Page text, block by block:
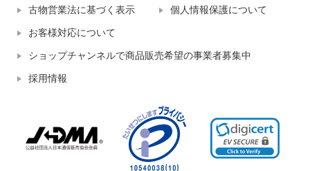
古物営業法に基づく表示 個人情報保護について
お客様対応について
ショップチャンネルで商品販売希望の事業者募集中
採用情報